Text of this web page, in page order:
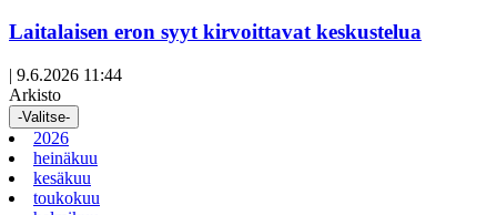
Laitalaisen eron syyt kirvoittavat keskustelua
| 9.6.2026 11:44
Arkisto
-Valitse-
2026
heinäkuu
kesäkuu
toukokuu